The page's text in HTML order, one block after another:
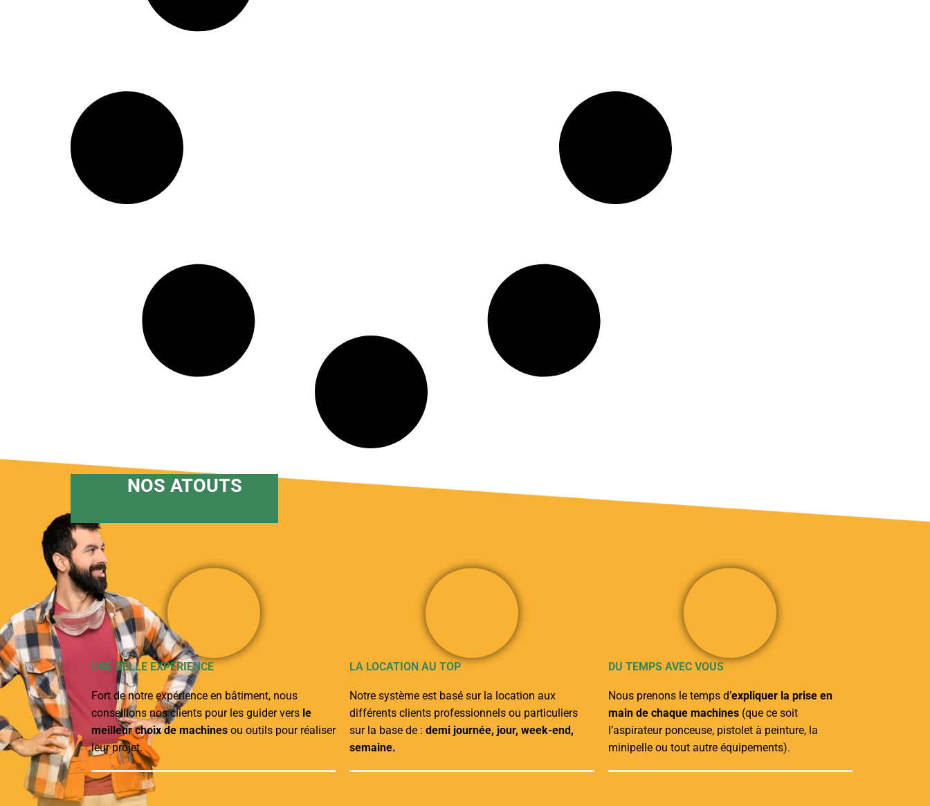
NOS ATOUTS
UNE BELLE EXPÉRIENCE
Fort de notre expérience en bâtiment, nous
conseillons nos clients pour les guider vers le
meilleur choix de machines ou outils pour réaliser
leur projet.
LA LOCATION AU TOP
Notre système est basé sur la location aux
différents clients professionnels ou particuliers
sur la base de :demi journée, jour, week-end,
semaine.
DU TEMPS AVEC VOUS
Nous prenons le temps d’expliquer la prise en
main de chaque machines(que ce soit
l’aspirateur ponceuse, pistolet à peinture, la
minipelle ou tout autre équipements).